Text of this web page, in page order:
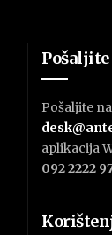
Pošaljite
aplikacija
092 2222